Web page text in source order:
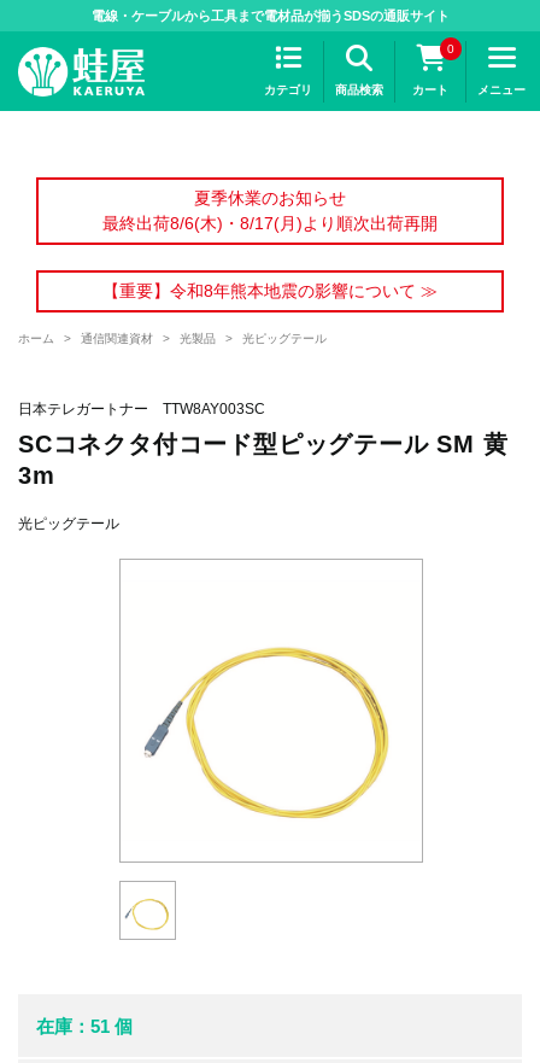
電線・ケーブルから工具まで電材品が揃うSDSの通販サイト
カテゴリ 商品検索
0
カート メニュー
夏季休業のお知らせ
最終出荷8/6(木)・8/17(月)より順次出荷再開
【重要】令和8年熊本地震の影響について ≫
ホーム > 通信関連資材 > 光製品 > 光ピッグテール
日本テレガートナー TTW8AY003SC
SCコネクタ付コード型ピッグテール SM 黄
3m
光ピッグテール
在庫：51 個